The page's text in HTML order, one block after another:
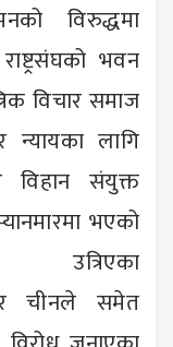
विरुद्धमा
भवन
विचार समाज
लागि
विहान संयुक्त
भएको
उत्रिएका
र चीनले समेत